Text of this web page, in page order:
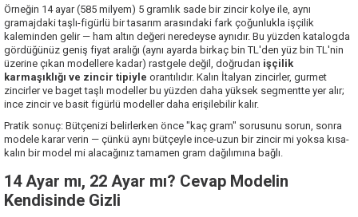
Örneğin 14 ayar (585 milyem) 5 gramlık sade bir zincir kolye ile, aynı
gramajdaki taşlı-figürlü bir tasarım arasındaki fark çoğunlukla işçilik
kaleminden gelir — ham altın değeri neredeyse aynıdır. Bu yüzden katalogda
gördüğünüz geniş fiyat aralığı (aynı ayarda birkaç bin TL'den yüz bin TL'nin
üzerine çıkan modellere kadar) rastgele değil, doğrudan işçilik
karmaşıklığı ve zincir tipiyle orantılıdır. Kalın İtalyan zincirler, gurmet
zincirler ve baget taşlı modeller bu yüzden daha yüksek segmentte yer alır;
ince zincir ve basit figürlü modeller daha erişilebilir kalır.
Pratik sonuç: Bütçenizi belirlerken önce "kaç gram" sorusunu sorun, sonra
modele karar verin — çünkü aynı bütçeyle ince-uzun bir zincir mi yoksa kısa-
kalın bir model mi alacağınız tamamen gram dağılımına bağlı.
14 Ayar mı, 22 Ayar mı? Cevap Modelin
Kendisinde Gizli